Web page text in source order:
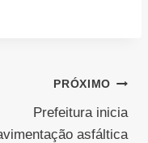
PRÓXIMO
Prefeitura inicia
asfáltica